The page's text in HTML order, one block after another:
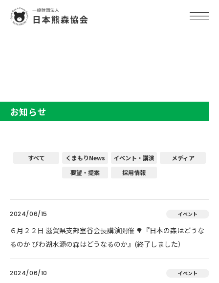
お知らせ
すべて くまもりNews イベント・講演
メディア
要望・提案
採用情報
2024/06/15 イベント
６月２２日 滋賀県支部室谷会長講演開催 🌳『日本の森はどうな
るのか びわ湖水源の森はどうなるのか』(終了しました）
2024/06/10 イベント